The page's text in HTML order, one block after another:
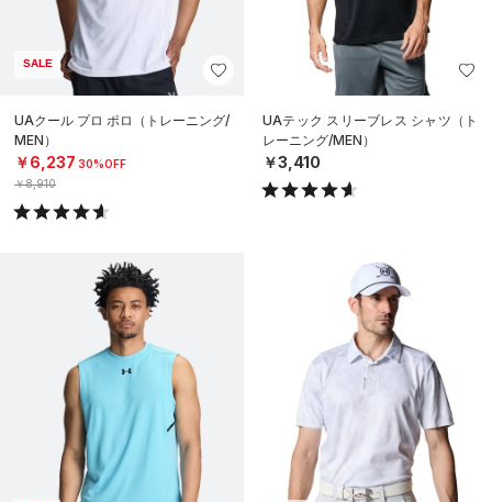
SALE
UAクール プロ ポロ（トレーニング/
MEN）
￥6,237 30%OFF
￥8,910
UAテック スリーブレス シャツ（ト
レーニング/MEN）
￥3,410